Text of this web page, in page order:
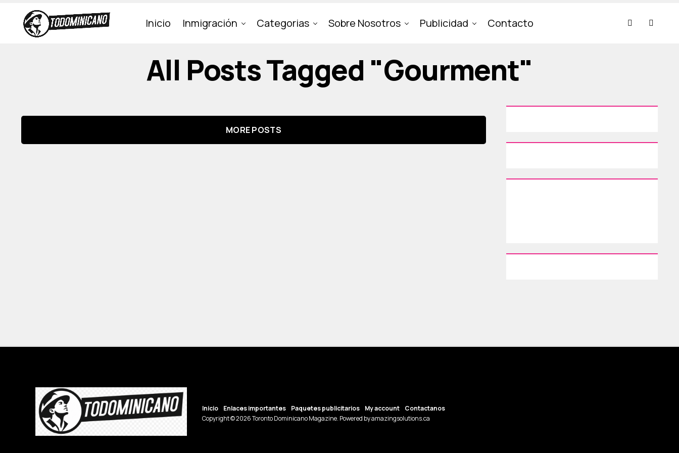
Inicio Inmigración Categorias Sobre Nosotros Publicidad Contacto
All Posts Tagged "gourment"
MORE POSTS
Inicio Enlaces importantes Paquetes publicitarios My account
Contactanos
Copyright © 2026 Toronto Dominicano Magazine. Powered by amazingsolutions.ca